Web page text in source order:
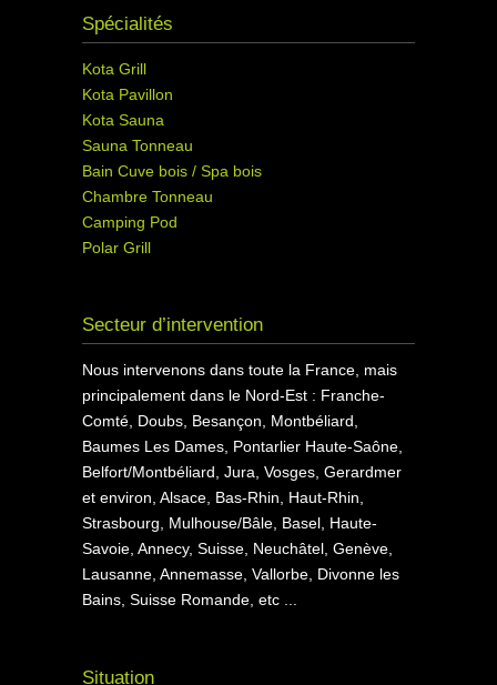
Spécialités
Kota Grill
Kota Pavillon
Kota Sauna
Sauna Tonneau
Bain Cuve bois / Spa bois
Chambre Tonneau
Camping Pod
Polar Grill
Secteur d’intervention
Nous intervenons dans toute la France, mais
principalement dans le Nord-Est : Franche-
Comté, Doubs, Besançon, Montbéliard,
Baumes Les Dames, Pontarlier Haute-Saône,
Belfort/Montbéliard, Jura, Vosges, Gerardmer
et environ, Alsace, Bas-Rhin, Haut-Rhin,
Strasbourg, Mulhouse/Bâle, Basel, Haute-
Savoie, Annecy, Suisse, Neuchâtel, Genève,
Lausanne, Annemasse, Vallorbe, Divonne les
Bains, Suisse Romande, etc ...
Situation